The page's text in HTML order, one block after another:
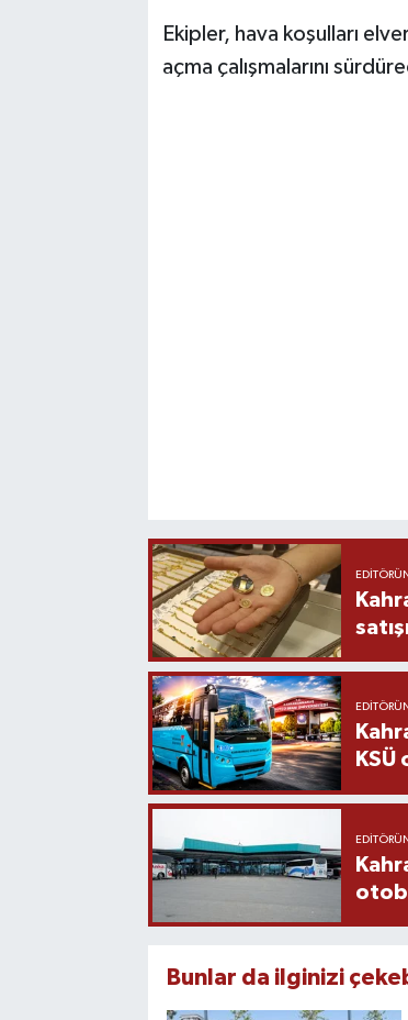
Ekipler, hava koşulları
açma çalışmalarını
Bunlar da ilginizi